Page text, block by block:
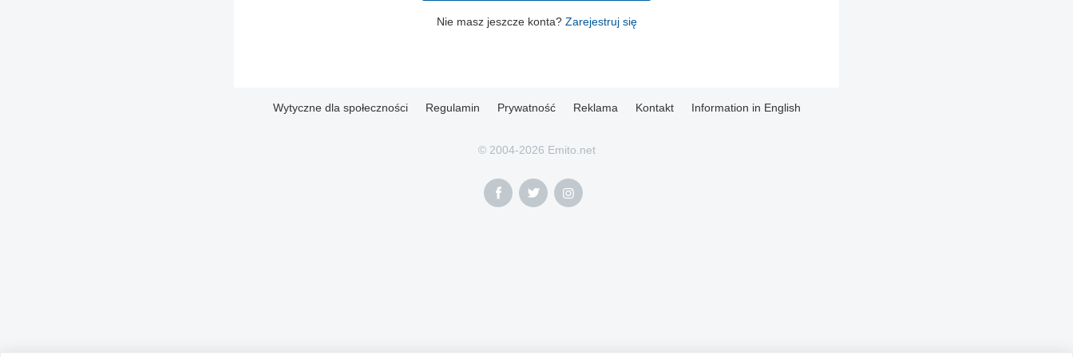
Nie masz jeszcze konta? Zarejestruj się
Wytyczne dla społeczności Regulamin Prywatność Reklama Kontakt Information in English
© 2004-2026 Emito.net